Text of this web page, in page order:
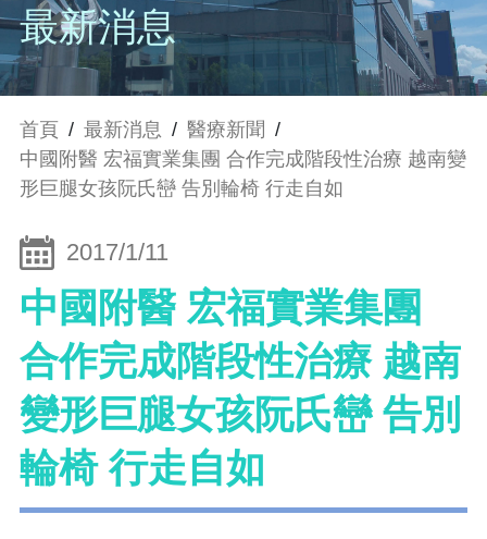
最新消息
首頁 / 最新消息 / 醫療新聞 /
中國附醫 宏福實業集團 合作完成階段性治療 越南變
形巨腿女孩阮氏巒 告別輪椅 行走自如
2017/1/11
中國附醫 宏福實業集團
合作完成階段性治療 越南
變形巨腿女孩阮氏巒 告別
輪椅 行走自如